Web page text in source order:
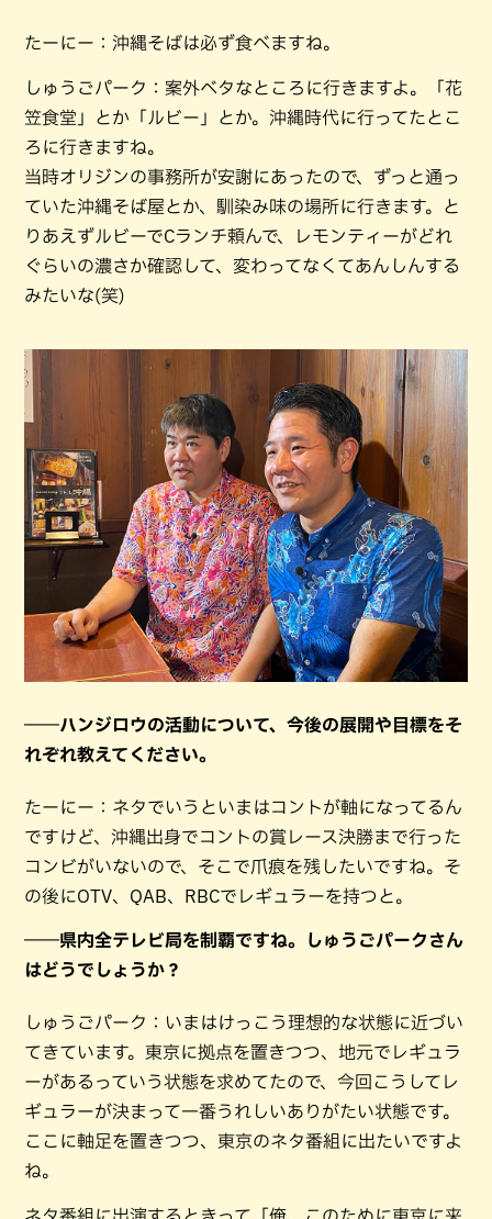
たーにー：沖縄そばは必ず食べますね。
しゅうごパーク：案外ベタなところに行きますよ。「花
笠食堂」とか「ルビー」とか。沖縄時代に行ってたとこ
ろに行きますね。
当時オリジンの事務所が安謝にあったので、ずっと通っ
ていた沖縄そば屋とか、馴染み味の場所に行きます。と
りあえずルビーでCランチ頼んで、レモンティーがどれ
ぐらいの濃さか確認して、変わってなくてあんしんする
みたいな(笑)
――ハンジロウの活動について、今後の展開や目標をそ
れぞれ教えてください。
たーにー：ネタでいうといまはコントが軸になってるん
ですけど、沖縄出身でコントの賞レース決勝まで行った
コンビがいないので、そこで爪痕を残したいですね。そ
の後にOTV、QAB、RBCでレギュラーを持つと。
――県内全テレビ局を制覇ですね。しゅうごパークさん
はどうでしょうか？
しゅうごパーク：いまはけっこう理想的な状態に近づい
てきています。東京に拠点を置きつつ、地元でレギュラ
ーがあるっていう状態を求めてたので、今回こうしてレ
ギュラーが決まって一番うれしいありがたい状態です。
ここに軸足を置きつつ、東京のネタ番組に出たいですよ
ね。